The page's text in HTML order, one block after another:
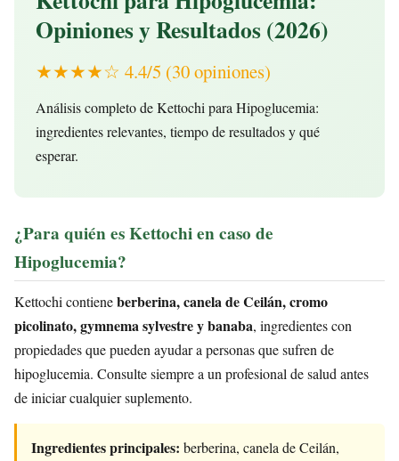
Opiniones y Resultados (2026)
★★★★☆ 4.4/5 (30 opiniones)
Análisis completo de Kettochi para Hipoglucemia:
ingredientes relevantes, tiempo de resultados y qué
esperar.
¿Para quién es Kettochi en caso de
Hipoglucemia?
Kettochi contieneberberina, canela de Ceilán, cromo
picolinato, gymnema sylvestre y banaba, ingredientes con
propiedades que pueden ayudar a personas que sufren de
hipoglucemia. Consulte siempre a un profesional de salud antes
de iniciar cualquier suplemento.
Ingredientes principales: berberina, canela de Ceilán,